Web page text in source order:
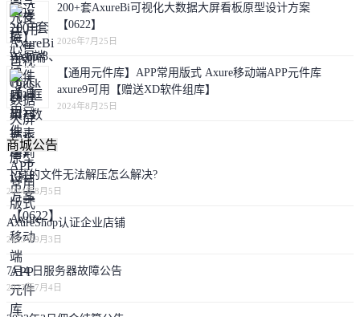
200+套AxureBi可视化大数据大屏看板原型设计方案
【0622】
2026年7月25日
【通用元件库】APP常用版式 Axure移动端APP元件库
axure9可用【赠送XD软件组库】
2024年8月25日
商城公告
下载的文件无法解压怎么解决?
2024年8月5日
AxureShop认证企业店铺
2023年9月3日
7月4 日服务器故障公告
2023年7月4日